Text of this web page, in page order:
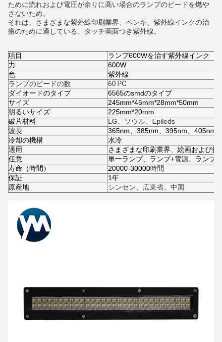
ために流れおよび電圧が余りに高い場合のランプのビードを燃や
さないため。
それは、さまざまな紫外線印刷業界、ペンキ、紫外線インクの治
癒のために適している、タッチ画面つき紫外線。
項目
ランプ600Wを治す紫外線インク
力
600W
色
紫外線
ランプのビードの数
60 PC
ダイオードのタイプ
6565のsmdのタイプ
サイズ
245mm*45mm*28mm*50mm
明るいサイズ
225mm*20mm
破片材料
LG、ソウル、Epileds
波長
365nm、385nm、395nm、405nm
冷却の機構
水冷
適用
さまざまな印刷業界、絵画および
任意
単一ランプ、ランプ+電源、ランプ+
寿命（時間）
20000-30000時間
保証
1年
原産地
シンセン、広東省、中国